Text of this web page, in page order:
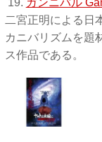
二宮正明による日
カニバリズムを題
ス作品である。